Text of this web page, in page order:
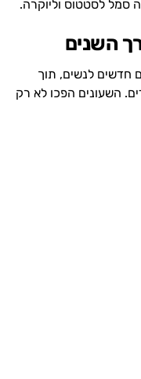
סמל לסטטוס וליוקרה.
השנים
חדשים לנשים, תוך
השעונים הפכו לא רק